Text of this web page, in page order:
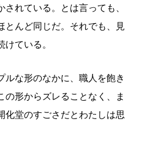
れている。とは言っても、
とんど同じだ。それでも、見
ている。
ルな形のなかに、職人を飽き
の形からズレることなく、ま
化堂のすごさだとわたしは思